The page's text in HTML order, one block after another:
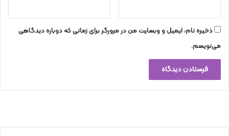
ذخیره نام، ایمیل و وبسایت من در مرورگر برای زمانی که دوباره دیدگاهی
می‌نویسم.